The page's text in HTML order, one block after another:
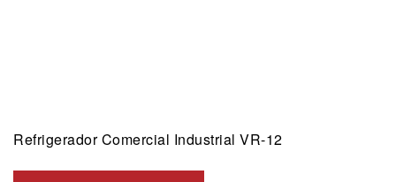
Refrigerador Comercial Industrial VR-12